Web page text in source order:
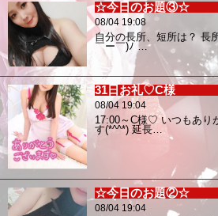
☆今日のお題③☆
08/04 19:08
自分の長所、短所は？ 長
￣ー￣)ﾉ …
31日お礼♡C様
08/04 19:04
17:00～C様♡ いつもあり
す(*^^*) 延長…
☆今日のお題②☆
08/04 19:04